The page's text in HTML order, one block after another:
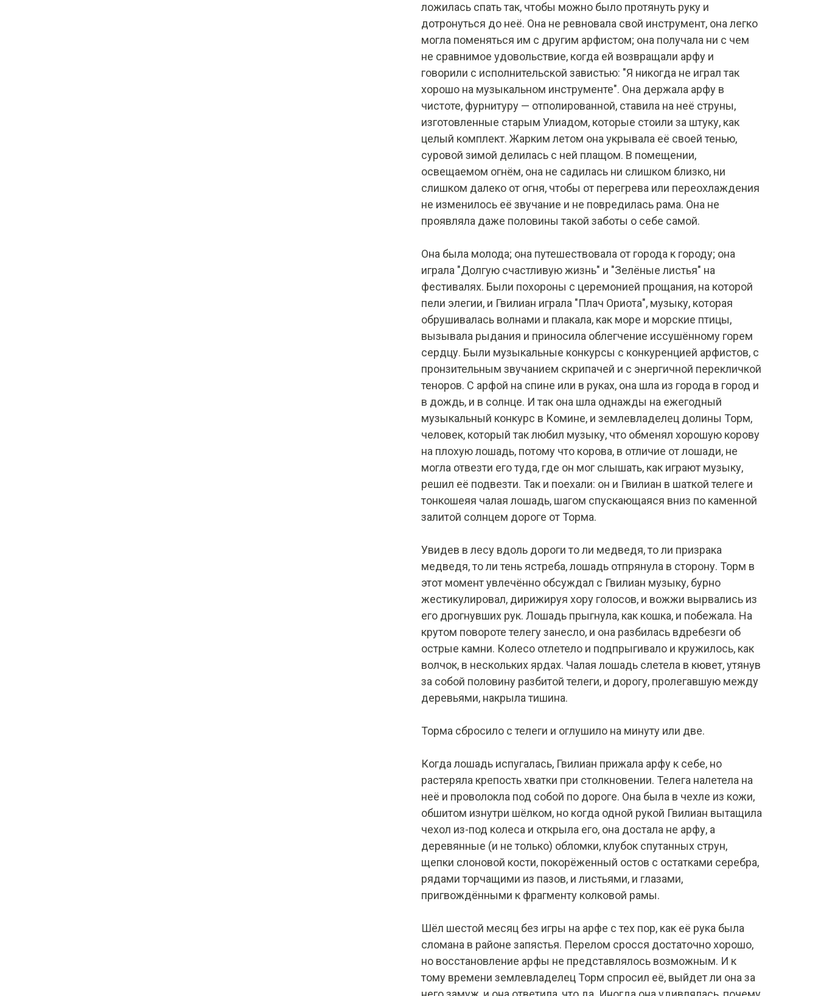
ложилась спать так, чтобы можно было протянуть руку и
дотронуться до неё. Она не ревновала свой инструмент, она легко
могла поменяться им с другим арфистом; она получала ни с чем
не сравнимое удовольствие, когда ей возвращали арфу и
говорили с исполнительской завистью: "Я никогда не играл так
хорошо на музыкальном инструменте". Она держала арфу в
чистоте, фурнитуру — отполированной, ставила на неё струны,
изготовленные старым Улиадом, которые стоили за штуку, как
целый комплект. Жарким летом она укрывала её своей тенью,
суровой зимой делилась с ней плащом. В помещении,
освещаемом огнём, она не садилась ни слишком близко, ни
слишком далеко от огня, чтобы от перегрева или переохлаждения
не изменилось её звучание и не повредилась рама. Она не
проявляла даже половины такой заботы о себе самой.
Она была молода; она путешествовала от города к городу; она
играла "Долгую счастливую жизнь" и "Зелёные листья" на
фестивалях. Были похороны с церемонией прощания, на которой
пели элегии, и Гвилиан играла "Плач Ориота", музыку, которая
обрушивалась волнами и плакала, как море и морские птицы,
вызывала рыдания и приносила облегчение иссушённому горем
сердцу. Были музыкальные конкурсы с конкуренцией арфистов, с
пронзительным звучанием скрипачей и с энергичной перекличкой
теноров. С арфой на спине или в руках, она шла из города в город и
в дождь, и в солнце. И так она шла однажды на ежегодный
музыкальный конкурс в Комине, и землевладелец долины Торм,
человек, который так любил музыку, что обменял хорошую корову
на плохую лошадь, потому что корова, в отличие от лошади, не
могла отвезти его туда, где он мог слышать, как играют музыку,
решил её подвезти. Так и поехали: он и Гвилиан в шаткой телеге и
тонкошеяя чалая лошадь, шагом спускающаяся вниз по каменной
залитой солнцем дороге от Торма.
Увидев в лесу вдоль дороги то ли медведя, то ли призрака
медведя, то ли тень ястреба, лошадь отпрянула в сторону. Торм в
этот момент увлечённо обсуждал с Гвилиан музыку, бурно
жестикулировал, дирижируя хору голосов, и вожжи вырвались из
его дрогнувших рук. Лошадь прыгнула, как кошка, и побежала. На
крутом повороте телегу занесло, и она разбилась вдребезги об
острые камни. Колесо отлетело и подпрыгивало и кружилось, как
волчок, в нескольких ярдах. Чалая лошадь слетела в кювет, утянув
за собой половину разбитой телеги, и дорогу, пролегавшую между
деревьями, накрыла тишина.
Торма сбросило с телеги и оглушило на минуту или две.
Когда лошадь испугалась, Гвилиан прижала арфу к себе, но
растеряла крепость хватки при столкновении. Телега налетела на
неё и проволокла под собой по дороге. Она была в чехле из кожи,
обшитом изнутри шёлком, но когда одной рукой Гвилиан вытащила
чехол из-под колеса и открыла его, она достала не арфу, а
деревянные (и не только) обломки, клубок спутанных струн,
щепки слоновой кости, покорёженный остов с остатками серебра,
рядами торчащими из пазов, и листьями, и глазами,
пригвождёнными к фрагменту колковой рамы.
Шёл шестой месяц без игры на арфе с тех пор, как её рука была
сломана в районе запястья. Перелом сросся достаточно хорошо,
но восстановление арфы не представлялось возможным. И к
тому времени землевладелец Торм спросил её, выйдет ли она за